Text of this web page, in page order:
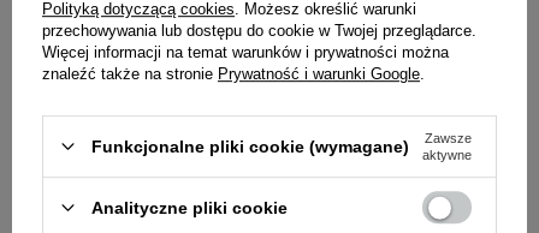
Mono Karma mokra saszetki
dla psa kaczka 9 x 300 g
84,99 zł
Mono Karma mokra saszetki
dla psa mix 9 x 300 g (3 x
cielęcina,3 x indyk, 3 x
kaczka)
91,99 zł
Polityką dotyczącą cookies . Możesz określić warunki
przechowywania lub dostępu do cookie w Twojej przeglądarce.
Więcej informacji na temat warunków i prywatności można
znaleźć także na stronie Prywatność i warunki Google
Funkcjonalne pliki cookie (wymagane)
Zawsze
aktywne
Analityczne pliki cookie